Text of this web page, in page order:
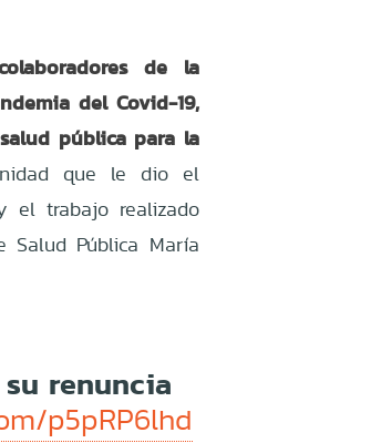
de la
del Covid-19,
pública para la
que le dio el
el trabajo realizado
Pública María
renuncia
p5pRP6lhd